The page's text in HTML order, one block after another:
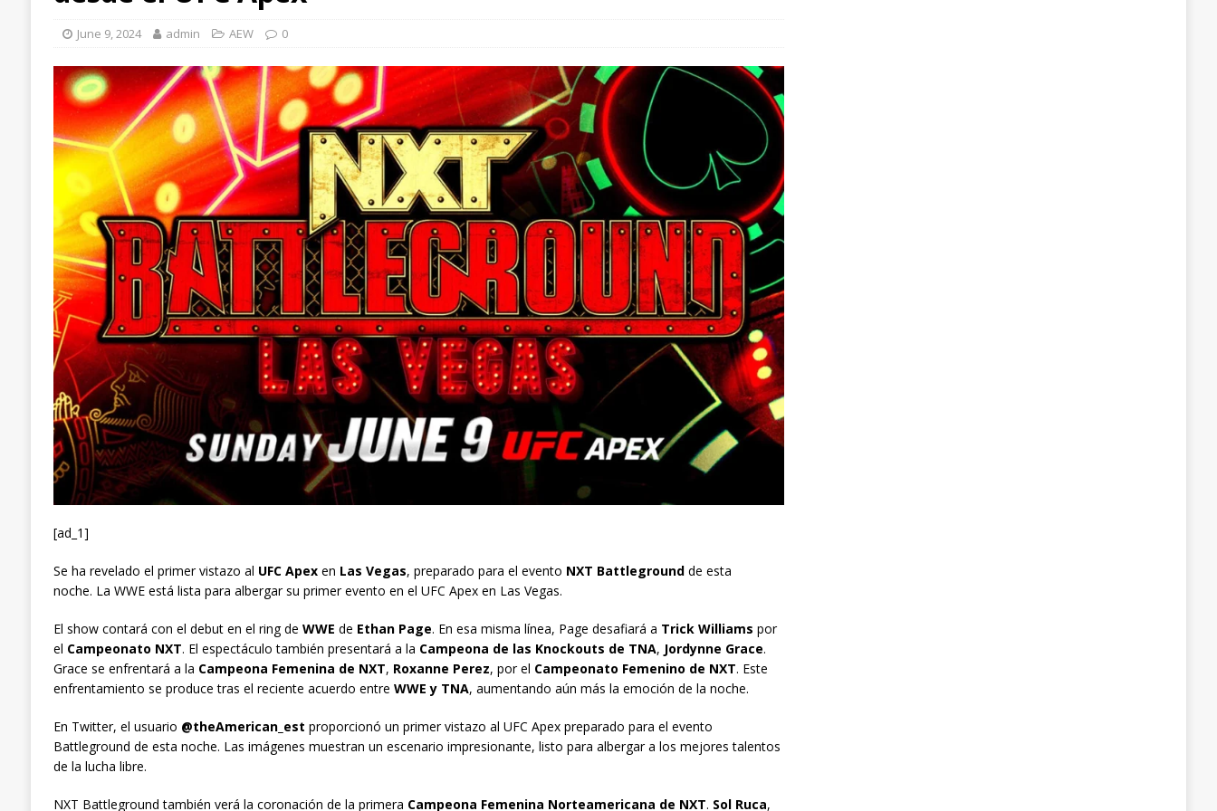
June 9, 2024 admin AEW 0
[ad_1]
Se ha revelado el primer vistazo al UFC Apexen Las Vegas, preparado para el evento NXT Battlegroundde esta
noche. La WWE está lista para albergar su primer evento en el UFC Apex en Las Vegas.
El show contará con el debut en el ring de WWE de Ethan Page. En esa misma línea, Page desafiará a Trick Williams por
el Campeonato NXT. El espectáculo también presentará a la Campeona de las Knockouts de TNA, Jordynne Grace.
Grace se enfrentará a la Campeona Femenina de NXT, Roxanne Perez, por el Campeonato Femenino de NXT. Este
enfrentamiento se produce tras el reciente acuerdo entre WWE y TNA, aumentando aún más la emoción de la noche.
En Twitter, el usuario @theAmerican_est proporcionó un primer vistazo al UFC Apex preparado para el evento
Battleground de esta noche. Las imágenes muestran un escenario impresionante, listo para albergar a los mejores talentos
de la lucha libre.
NXT Battleground también verá la coronación de la primera Campeona Femenina Norteamericana de NXT. Sol Ruca,